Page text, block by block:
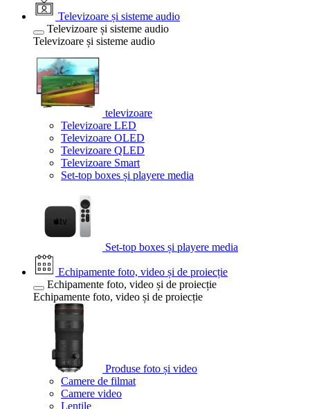
Televizoare și sisteme audio
Televizoare și sisteme audio
Televizoare și sisteme audio
televizoare
Televizoare LED
Televizoare OLED
Televizoare QLED
Televizoare Smart
Set-top boxes și playere media
Set-top boxes și playere media
Echipamente foto, video și de proiecție
Echipamente foto, video și de proiecție
Echipamente foto, video și de proiecție
Produse foto și video
Camere de filmat
Camere video
Lentile